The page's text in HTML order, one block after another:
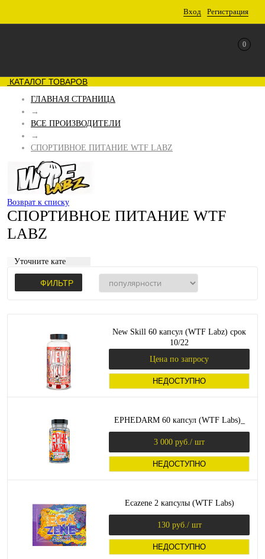
Вход Регистрация
0
КАТАЛОГ ТОВАРОВ
ГЛАВНАЯ СТРАНИЦА
→
ВСЕ ПРОИЗВОДИТЕЛИ
→
СПОРТИВНОЕ ПИТАНИЕ WTF LABZ
Возврат к списку
СПОРТИВНОЕ ПИТАНИЕ WTF
LABZ
Уточните категорию:
ФИЛЬТР
New Skill 60 капсул (WTF Labz) срок
10/22
Цена по запросу
НЕДОСТУПНО
EPHEDARM 60 капсул (WTF Labs)_
3 000 руб. / шт
НЕДОСТУПНО
Ecazene 2 капсулы (WTF Labs)
130 руб. / шт
НЕДОСТУПНО